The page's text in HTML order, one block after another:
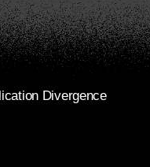
Divergence